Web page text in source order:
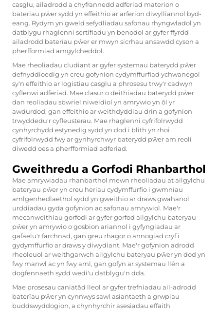
casglu, ailadrodd a chyfrannedd adferiad materion o
baterïau pŵer sydd yn effeithio ar arferion diwylliannol byd-
eang. Rydym yn gweld sefydliadau safonau rhyngwladol yn
datblygu rhaglenni sertifiadu yn benodol ar gyfer ffyrdd
ailadrodd baterïau pŵer er mwyn sicrhau ansawdd cyson a
pherfformiad amgylcheddol.
Mae rheoliadau cludiant ar gyfer systemau baterydd pŵer
defnyddioedig yn creu gofynion cydymffurfiad ychwanegol
sy'n effeithio ar logistiau casglu a phrosesu trwy'r cadwyn
cyflenwi adferiad. Mae clasur o deithiadau baterydd pŵer
dan reoliadau sbwriel niweidiol yn amrywio yn ôl yr
awdurdod, gan effeithio ar weithdyddiau drin a gofynion
trwyddedu'r cyfleusterau. Mae rhaglenni cyfrifolrwydd
cynhyrchydd estynedig sydd yn dod i blith yn rhoi
cyfrifolrwydd fwy ar gynhyrchwyr baterydd pŵer am reoli
diwedd oes a pherfformiad adferiad.
Gweithredu a Gorfodi Rhanbarthol
Mae amrywiadau rhanbarthol mewn rheoliadau at ailgylchu
bateryau pŵer yn creu heriau cydymffurfio i gwmnïau
amlgenhedlaethol sydd yn gweithio ar draws gwahanol
urddiadau gyda gofynion ac safonau amrywiol. Mae'r
mecanweithiau gorfodi ar gyfer gorfod ailgylchu bateryau
pŵer yn amrywio o gosbion ariannol i gyfyngiadau ar
gafaelu'r farchnad, gan greu rhagor o annogiad cryf i
gydymffurfio ar draws y diwydiant. Mae'r gofynion adrodd
rheoleuol ar weithgarwch ailgylchu bateryau pŵer yn dod yn
fwy manwl ac yn fwy aml, gan gofyn ar systemau llên a
dogfennaeth sydd wedi'u datblygu'n dda.
Mae prosesau caniatâd lleol ar gyfer trefniadau ail-adrodd
baterïau pŵer yn cynnwys sawl asiantaeth a grwpiau
buddswyddogion, a chynhyrchir asesiadau effaith